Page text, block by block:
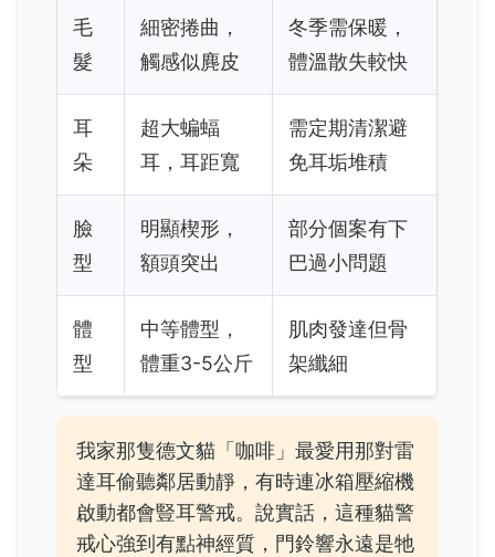
毛
髮
細密捲曲，
觸感似麂皮
冬季需保暖，
體溫散失較快
耳
朵
超大蝙蝠
耳，耳距寬
需定期清潔避
免耳垢堆積
臉
型
明顯楔形，
額頭突出
部分個案有下
巴過小問題
體
型
中等體型，
體重3-5公斤
肌肉發達但骨
架纖細
我家那隻德文貓「咖啡」最愛用那對雷
達耳偷聽鄰居動靜，有時連冰箱壓縮機
啟動都會豎耳警戒。說實話，這種貓警
戒心強到有點神經質，門鈴響永遠是牠